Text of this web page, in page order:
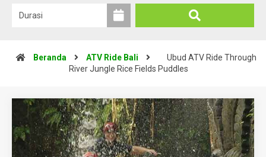
Beranda ATV Ride Bali
Ubud ATV Ride Through
River Jungle Rice Fields Puddles